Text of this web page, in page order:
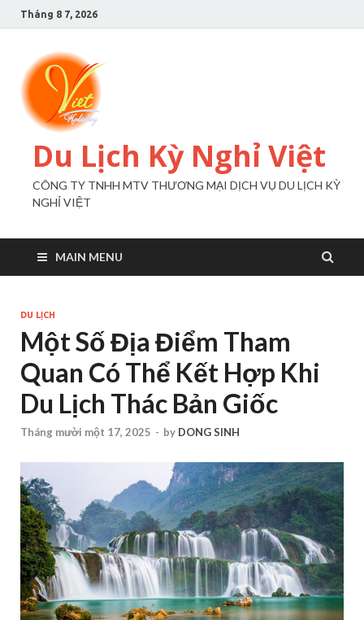
Tháng 8 7, 2026
Du Lịch Kỳ Nghỉ Việt
CÔNG TY TNHH MTV THƯƠNG MẠI DỊCH VỤ DU LỊCH KỲ
NGHỈ VIỆT
MAIN MENU
DU LỊCH
Một Số Địa Điểm Tham
Quan Có Thể Kết Hợp Khi
Du Lịch Thác Bản Giốc
Tháng mười một 17, 2025 - by DONG SINH